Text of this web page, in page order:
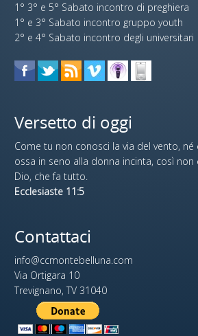
1° 3° e 5° Sabato incontro di preghiera
1° e 3° Sabato incontro gruppo youth
2° e 4° Sabato incontro degli universitari
Versetto di oggi
Come tu non conosci la via del vento,
ossa in seno alla donna incinta, così non
Dio, che fa tutto.
Ecclesiaste 11:5
Contattaci
info@ccmontebelluna.com
Via Ortigara 10
Trevignano, TV 31040